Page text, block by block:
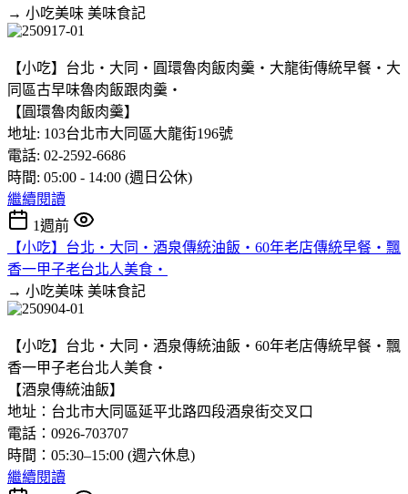
→ 小吃美味 美味食記
【小吃】台北‧大同‧圓環魯肉飯肉羹‧大龍街傳統早餐‧大
同區古早味魯肉飯跟肉羹‧
【圓環魯肉飯肉羹】
地址: 103台北市大同區大龍街196號
電話: 02-2592-6686
時間: 05:00 - 14:00 (週日公休)
繼續閱讀
1週前
【小吃】台北‧大同‧酒泉傳統油飯‧60年老店傳統早餐‧飄
香一甲子老台北人美食‧
→ 小吃美味 美味食記
【小吃】台北‧大同‧酒泉傳統油飯‧60年老店傳統早餐‧飄
香一甲子老台北人美食‧
【酒泉傳統油飯】
地址：台北市大同區延平北路四段酒泉街交叉口
電話：0926-703707
時間：05:30–15:00 (週六休息)
繼續閱讀